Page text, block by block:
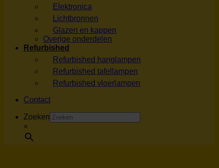
Elektronica
Lichtbronnen
Glazen en kappen
Overige onderdelen
Refurbished
Refurbished hanglampen
Refurbished tafellampen
Refurbished vloerlampen
Contact
Zoeken
×